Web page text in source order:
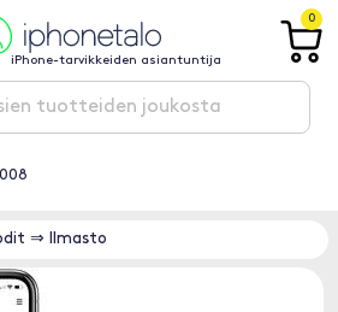
iPhone-tarvikkeiden asiantuntija
0
⇒ Ilmasto